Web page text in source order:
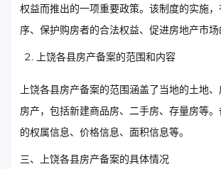
权益而推出的一项重要政策。该制度的实施
序、保护购房者的合法权益、促进房地产市场
上饶各县房产备案的范围和内容
上饶各县房产备案的范围涵盖了当地的土地
房产，包括新建商品房、二手房、存量房等
的权属信息、价格信息、面积信息等。
三、上饶各县房产备案的具体情况